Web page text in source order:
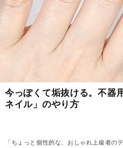
今っぽくて垢抜ける。不器
ネイル」のやり方
「ちょっと個性的な、おしゃれ上級者